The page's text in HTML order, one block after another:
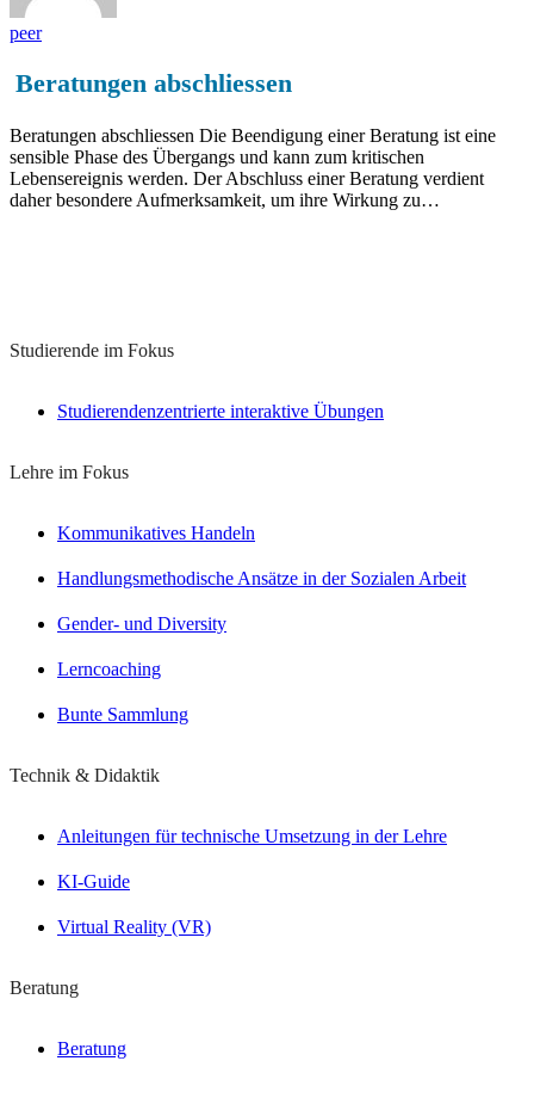
peer
Beratungen abschliessen
Beratungen abschliessen Die Beendigung einer Beratung ist eine
sensible Phase des Übergangs und kann zum kritischen
Lebensereignis werden. Der Abschluss einer Beratung verdient
daher besondere Aufmerksamkeit, um ihre Wirkung zu…
Studierende im Fokus
Studierendenzentrierte interaktive Übungen
Lehre im Fokus
Kommunikatives Handeln
Handlungsmethodische Ansätze in der Sozialen Arbeit
Gender- und Diversity
Lerncoaching
Bunte Sammlung
Technik & Didaktik
Anleitungen für technische Umsetzung in der Lehre
KI-Guide
Virtual Reality (VR)
Beratung
Beratung